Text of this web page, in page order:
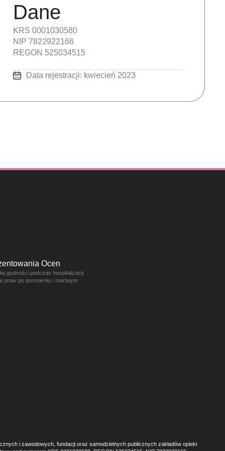
Dane
KRS 0001030580
NIP 7822922166
REGON 525034515
Data rejestracji: kwiecień 2023
Ocen
godności podczas hospitalizacji.
praw po poronieniu / martwym
i zawodowych, fundacji oraz samodzielnych publicznych zakładów opieki